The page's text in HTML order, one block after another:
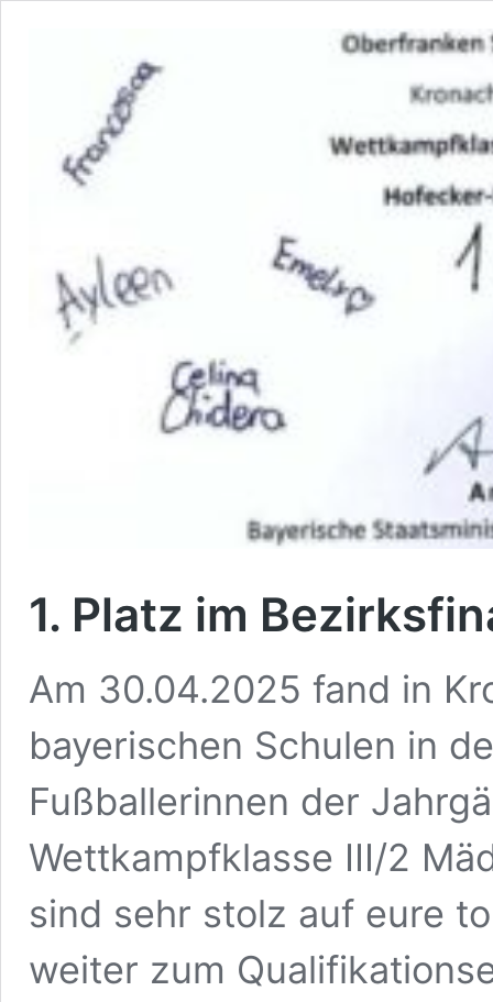
1. Platz im
Am 30.04.2025 fand in
bayerischen Schulen in
Fußballerinnen der
Wettkampfklasse III/2
sind sehr stolz auf eure
weiter zum